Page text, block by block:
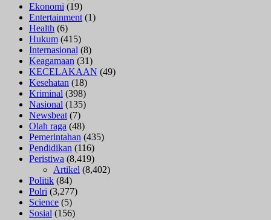
Ekonomi (19)
Entertainment (1)
Health (6)
Hukum (415)
Internasional (8)
Keagamaan (31)
KECELAKAAN (49)
Kesehatan (18)
Kriminal (398)
Nasional (135)
Newsbeat (7)
Olah raga (48)
Pemerintahan (435)
Pendidikan (116)
Peristiwa (8,419)
Artikel (8,402)
Politik (84)
Polri (3,277)
Science (5)
Sosial (156)